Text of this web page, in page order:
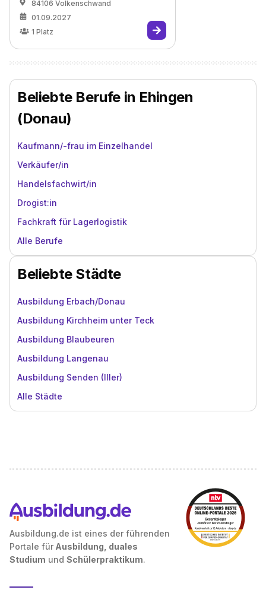
84106 Volkenschwand
01.09.2027
1 Platz
Beliebte Berufe in Ehingen
(Donau)
Kaufmann/-frau im Einzelhandel
Verkäufer/in
Handelsfachwirt/in
Drogist:in
Fachkraft für Lagerlogistik
Alle Berufe
Beliebte Städte
Ausbildung Erbach/Donau
Ausbildung Kirchheim unter Teck
Ausbildung Blaubeuren
Ausbildung Langenau
Ausbildung Senden (Iller)
Alle Städte
Ausbildung.de ist eines der führenden
Portale für Ausbildung, duales
Studium und Schülerpraktikum.